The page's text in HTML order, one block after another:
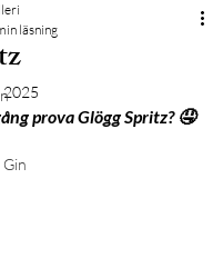
läsning
2025
prova Glögg Spritz? 🤤